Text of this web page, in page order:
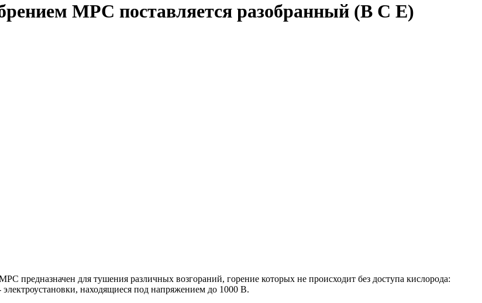
МРС поставляется разобранный (B C E)
для тушения различных возгораний, горение которых не происходит без доступа кислорода:
находящиеся под напряжением до 1000 В.